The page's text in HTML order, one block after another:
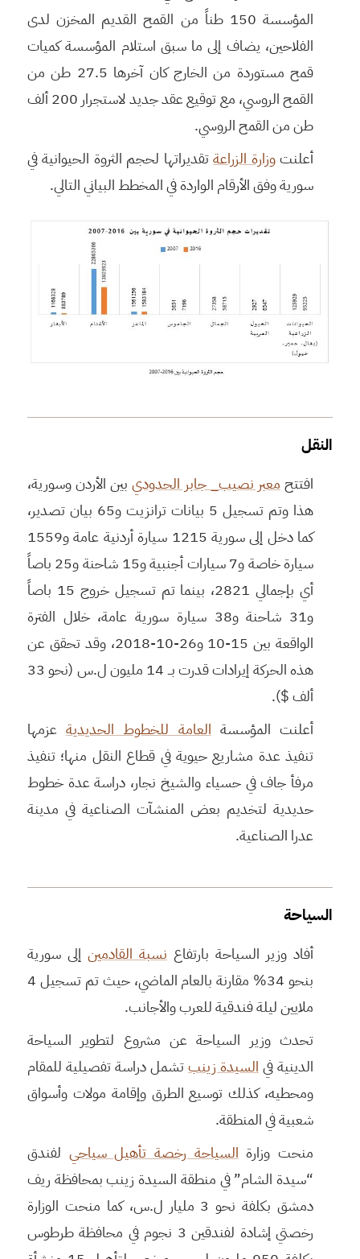
المؤسسة 150 طناً من القمح القديم المخزن لدى
الفلاحين، يضاف إلى ما سبق استلام المؤسسة كميات
قمح مستوردة من الخارج كان آخرها 27.5 طن من
القمح الروسي، مع توقيع عقد جديد لاستجرار 200 ألف
طن من القمح الروسي.
أعلنتوزارة الزراعةتقديراتها لحجم الثروة الحيوانية في
سورية وفق الأرقام الواردة في المخطط البياني التالي.
النقل
افتتح معبر نصيب_ جابر الحدوديبين الأردن وسورية،
هذا وتم تسجيل 5 بيانات ترانزيت و65 بيان تصدير،
كما دخل إلى سورية 1215 سيارة أردنية عامة و1559
سيارة خاصة و7 سيارات أجنبية و15 شاحنة و25 باصاً
أي بإجمالي 2821، بينما تم تسجيل خروج 15 باصاً
و31 شاحنة و38 سيارة سورية عامة، خلال الفترة
الواقعة بين 15-10 و26-10-2018، وقد تحقق عن
هذه الحركة إيرادات قدرت بــ 14 مليون ل.س (نحو 33
ألف $).
أعلنت المؤسسة العامة للخطوط الحديديةعزمها
تنفيذ عدة مشاريع حيوية في قطاع النقل منها؛ تنفيذ
مرفأ جاف في حسياء والشيخ نجار، دراسة عدة خطوط
حديدية لتخديم بعض المنشآت الصناعية في مدينة
عدرا الصناعية.
السياحة
أفاد وزير السياحة بارتفاع نسبة القادمين إلى سورية
بنحو 34% مقارنة بالعام الماضي، حيث تم تسجيل 4
ملايين ليلة فندقية للعرب والأجانب.
تحدث وزير السياحة عن مشروع لتطوير السياحة
الدينية في السيدة زينبتشمل دراسة تفصيلية للمقام
ومحطيه، كذلك توسيع الطرق وإقامة مولات وأسواق
شعبية في المنطقة.
منحت وزارة السياحة رخصة تأهيل سياحي لفندق
“سيدة الشام” في منطقة السيدة زينب بمحافظة ريف
دمشق بكلفة نحو 3 مليار ل.س، كما منحت الوزارة
رخصتي إشادة لفندقين 3 نجوم في محافظة طرطوس